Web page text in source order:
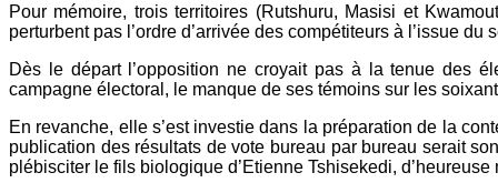
Pour mémoire, trois territoires (Rutshuru, Masisi et
perturbent pas l’ordre d’arrivée des compétiteurs à l’issue
Dès le départ l’opposition ne croyait pas à la tenue des
campagne électoral, le manque de ses témoins sur les
En revanche, elle s’est investie dans la préparation de la
publication des résultats de vote bureau par bureau serait
plébisciter le fils biologique d’Etienne Tshisekedi, d’heureuse